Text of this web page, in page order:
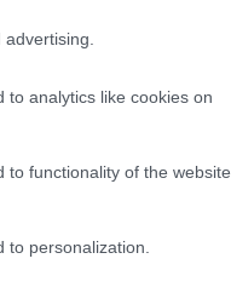
to analytics like cookies on
to functionality of the website
personalization.
to